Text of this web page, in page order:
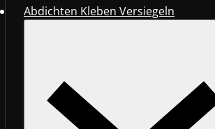
Abdichten Kleben Versiegeln